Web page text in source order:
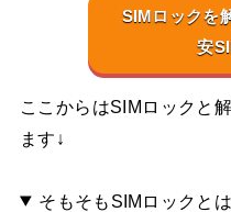
SIMロックを
安
ここからはSIMロックと
ます↓
そもそもSIMロックと